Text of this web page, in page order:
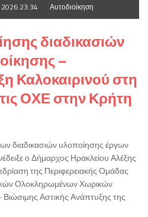
23:34 Αυτοδιοίκηση
διαδικασιών
–
Καλοκαιρινού στη
ΟΧΕ στην Κρήτη
διαδικασιών υλοποίησης έργων
ο Δήμαρχος Ηρακλείου Αλέξης
της Περιφερειακής Ομάδας
Ολοκληρωμένων Χωρικών
Αστικής Ανάπτυξης της